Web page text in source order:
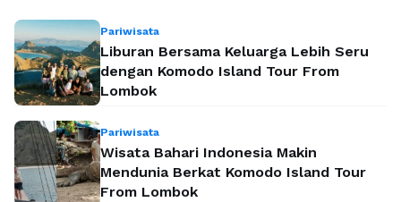
Pariwisata
Liburan Bersama Keluarga Lebih Seru
dengan Komodo Island Tour From
Lombok
Pariwisata
Wisata Bahari Indonesia Makin
Mendunia Berkat Komodo Island Tour
From Lombok